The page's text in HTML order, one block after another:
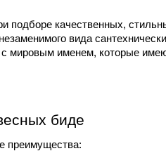
подборе качественных,
вида
мировым именем, которые
биде
преимущества: